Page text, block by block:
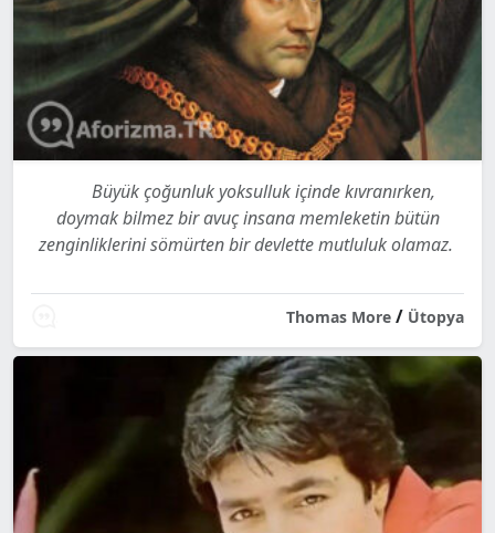
Büyük çoğunluk yoksulluk içinde kıvranırken,
doymak bilmez bir avuç insana memleketin bütün
zenginliklerini sömürten bir devlette mutluluk olamaz.
Thomas More / Ütopya